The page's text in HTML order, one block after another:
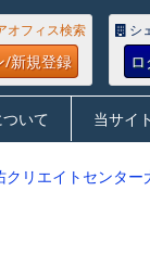
オフィス検索
/新規登録
シ
いて 当サイ
クリエイトセンタ